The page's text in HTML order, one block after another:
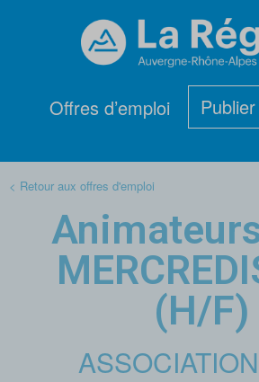
Offres d’emploi
< Retour aux offres d'emploi
(H/F)